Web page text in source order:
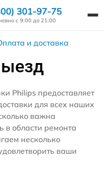
301-97-75
с 9:00 до 21:00
и доставка
Philips предоставляет
для всех наших
важна
в области ремонта
несколько
ваши